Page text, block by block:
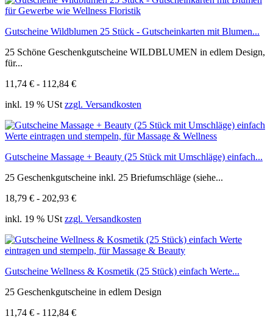
Gutscheine Wildblumen 25 Stück - Gutscheinkarten mit Blumen...
25 Schöne Geschenkgutscheine WILDBLUMEN in edlem Design,
für...
11,74 € - 112,84 €
inkl. 19 % USt zzgl. Versandkosten
Gutscheine Massage + Beauty (25 Stück mit Umschläge) einfach...
25 Geschenkgutscheine inkl. 25 Briefumschläge (siehe...
18,79 € - 202,93 €
inkl. 19 % USt zzgl. Versandkosten
Gutscheine Wellness & Kosmetik (25 Stück) einfach Werte...
25 Geschenkgutscheine in edlem Design
11,74 € - 112,84 €